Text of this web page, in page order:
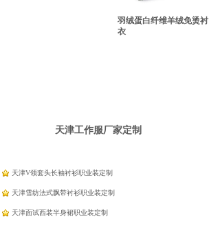
羽绒蛋白纤维羊绒免烫衬
衣
天津工作服厂家定制
天津V领套头长袖衬衫职业装定制
天津雪纺法式飘带衬衫职业装定制
天津面试西装半身裙职业装定制